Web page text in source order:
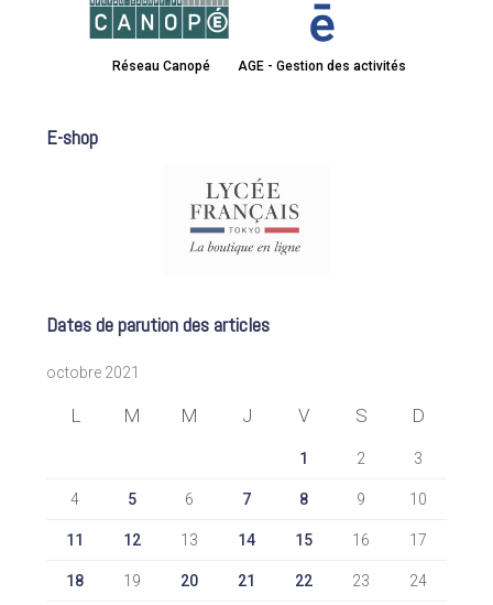
Réseau Canopé AGE - Gestion des activités
E-shop
Dates de parution des articles
octobre 2021
L M M J V S D
1 2 3
4 5 6 7 8 9 10
11 12 13 14 15 16 17
18 19 20 21 22 23 24